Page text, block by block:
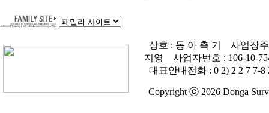
상호 : 동 아 측 기
사업장
지영
사업자번호 : 106-10-
대표안내전화 : 0 2) 2 2 7 7-8
Copyright ⓒ 2026 Donga